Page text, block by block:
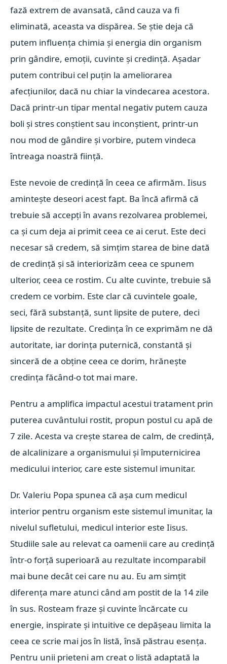
fază extrem de avansată, când cauza va fi
eliminată, aceasta va dispărea. Se știe deja că
putem influența chimia și energia din organism
prin gândire, emoții, cuvinte și credință. Așadar
putem contribui cel puțin la ameliorarea
afecțiunilor, dacă nu chiar la vindecarea acestora.
Dacă printr-un tipar mental negativ putem cauza
boli și stres conștient sau inconștient, printr-un
nou mod de gândire și vorbire, putem vindeca
întreaga noastră ființă.
Este nevoie de credință în ceea ce afirmăm. Iisus
amintește deseori acest fapt. Ba încă afirmă că
trebuie să accepți în avans rezolvarea problemei,
ca și cum deja ai primit ceea ce ai cerut. Este deci
necesar să credem, să simțim starea de bine dată
de credință și să interiorizăm ceea ce spunem
ulterior, ceea ce rostim. Cu alte cuvinte, trebuie să
credem ce vorbim. Este clar că cuvintele goale,
seci, fără substanță, sunt lipsite de putere, deci
lipsite de rezultate. Credința în ce exprimăm ne dă
autoritate, iar dorința puternică, constantă și
sinceră de a obține ceea ce dorim, hrănește
credința făcând-o tot mai mare.
Pentru a amplifica impactul acestui tratament prin
puterea cuvântului rostit, propun postul cu apă de
7 zile. Acesta va crește starea de calm, de credință,
de alcalinizare a organismului și împuternicirea
medicului interior, care este sistemul imunitar.
Dr. Valeriu Popa spunea că așa cum medicul
interior pentru organism este sistemul imunitar, la
nivelul sufletului, medicul interior este Iisus.
Studiile sale au relevat ca oamenii care au credință
într-o forță superioară au rezultate incomparabil
mai bune decât cei care nu au. Eu am simțit
diferența mare atunci când am postit de la 14 zile
în sus. Rosteam fraze și cuvinte încărcate cu
energie, inspirate și intuitive ce depășeau limita la
ceea ce scrie mai jos în listă, însă păstrau esența.
Pentru unii prieteni am creat o listă adaptată la